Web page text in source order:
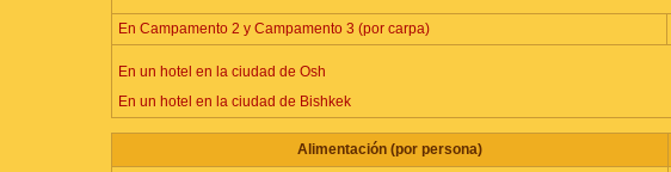
En Campamento 2 y Campamento 3 (por carpa)
En un hotel en la ciudad de Osh
En un hotel en la ciudad de Bishkek
Alimentación (por persona)